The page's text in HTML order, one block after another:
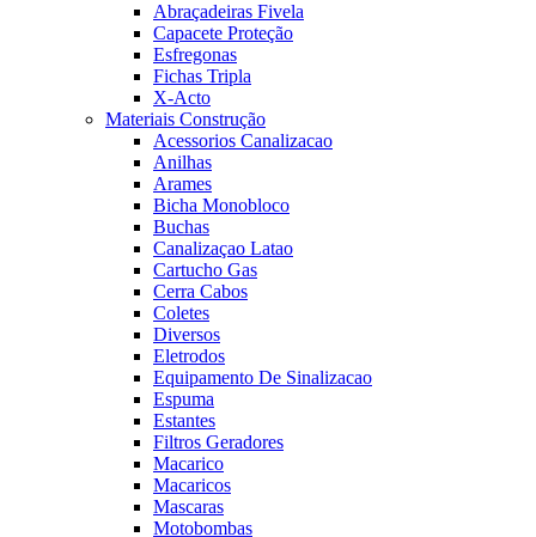
Abraçadeiras Fivela
Capacete Proteção
Esfregonas
Fichas Tripla
X-Acto
Materiais Construção
Acessorios Canalizacao
Anilhas
Arames
Bicha Monobloco
Buchas
Canalizaçao Latao
Cartucho Gas
Cerra Cabos
Coletes
Diversos
Eletrodos
Equipamento De Sinalizacao
Espuma
Estantes
Filtros Geradores
Macarico
Macaricos
Mascaras
Motobombas